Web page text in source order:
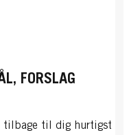
FORSLAG
tilbage til dig hurtigst